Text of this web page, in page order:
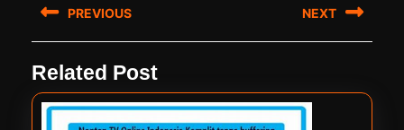
navigation
PREVIOUS
post:
NEXT
Related Post